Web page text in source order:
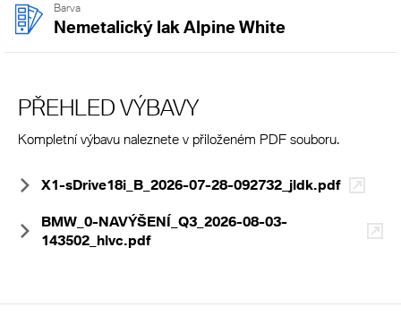
Barva
Nemetalický lak Alpine White
PŘEHLED VÝBAVY
Kompletní výbavu naleznete v přiloženém PDF souboru.
X1-sDrive18i_B_2026-07-28-092732_jldk.pdf
BMW_0-NAVÝŠENÍ_Q3_2026-08-03-
143502_hlvc.pdf